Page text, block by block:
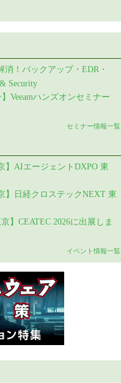
消！バックアップ・EDR・
Security
】Veeamハンズオンセミナー
セミナー情報一覧
】AIエージェントDXPO 東
】日経クロステックNEXT 東
京】CEATEC 2026に出展しま
イベント情報一覧